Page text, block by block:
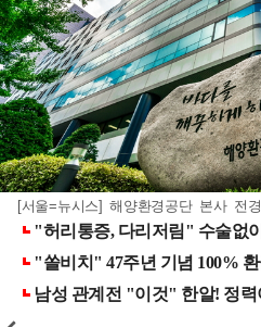
[서울=뉴시스] 해양환경공단 본사 전경.